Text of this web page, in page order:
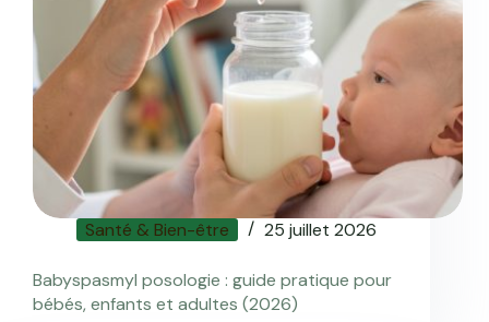
Santé & Bien-être 25 juillet 2026
Babyspasmyl posologie : guide pratique pour
bébés, enfants et adultes (2026)